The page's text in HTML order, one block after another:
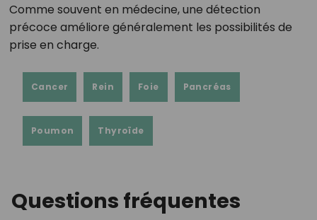
Comme souvent en médecine, une détection
précoce améliore généralement les possibilités de
prise en charge.
Cancer Rein Foie Pancréas
Poumon Thyroïde
Questions fréquentes